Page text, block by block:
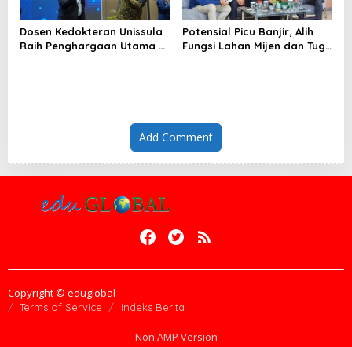
Dosen Kedokteran Unissula
Raih Penghargaan Utama di
Potensial Picu Banjir, Alih
Fungsi Lahan Mijen dan Tugu
Add Comment
Copyright © eduglobal
Terms of Service Indeks Berita
Non AMP Version